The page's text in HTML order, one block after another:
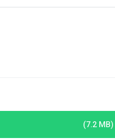
(7.2 MB)